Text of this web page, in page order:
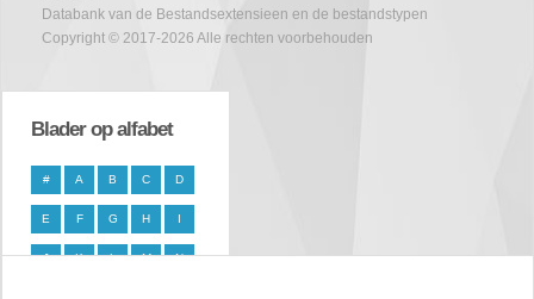
Databank van de Bestandsextensieen en de bestandstypen
Copyright © 2017-2026 Alle rechten voorbehouden
Blader op alfabet
# A B C D
E F G H I
J K L M N